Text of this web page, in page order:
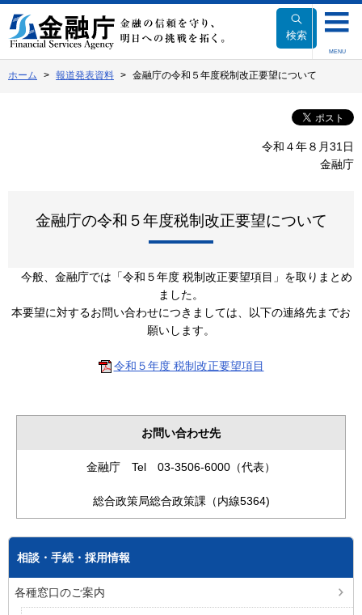
文
へ
動
検索
MENU
ホーム 報道発表資料 金融庁の令和５年度税制改正要望について
令和４年８月31日
金融庁
金融庁の令和５年度税制改正要望について
今般、金融庁では「令和５年度 税制改正要望項目」を取りまとめ
ました。
本要望に対するお問い合わせにつきましては、以下の連絡先までお
願いします。
令和５年度 税制改正要望項目
お問い合わせ先
金融庁 Tel 03-3506-6000（代表）
総合政策局総合政策課（内線5364)
相談・手続・採用情報
各種窓口のご案内